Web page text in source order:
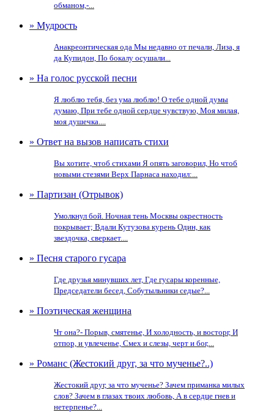
обманом,-...
» Мудрость
Анакреонтическая ода Мы недавно от печали, Лиза, я
да Купидон, По бокалу осушали...
» На голос русской песни
Я люблю тебя, без ума люблю! О тебе одной думы
думаю, При тебе одной сердце чувствую, Моя милая,
моя душечка....
» Ответ на вызов написать стихи
Вы хотите, чтоб стихами Я опять заговорил, Но чтоб
новыми стезями Верх Парнаса находил:...
» Партизан (Отрывок)
Умолкнул бой. Ночная тень Москвы окрестность
покрывает; Вдали Кутузова курень Один, как
звездочка, сверкает....
» Песня старого гусара
Где друзья минувших лет, Где гусары коренные,
Председатели бесед, Собутыльники седые?...
» Поэтическая женщина
Чт она?- Порыв, смятенье, И холодность, и восторг, И
отпор, и увлеченье, Смех и слезы, черт и бог,...
» Романс (Жестокий друг, за что мученье?..)
Жестокий друг, за что мученье? Зачем приманка милых
слов? Зачем в глазах твоих любовь, А в сердце гнев и
нетерпенье?...